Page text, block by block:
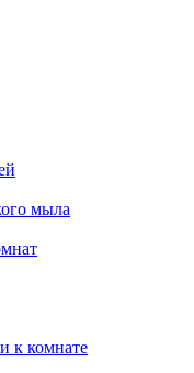
мыла
к комнате